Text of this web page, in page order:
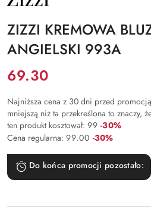
PRODUCENTA:
ZIZZI KREMOWA
ANGIELSKI 993A
Cena:
69.30
Najniższa cena z 30 dni przed
mniejszą niż ta przekreślona to znaczy,
ten produkt kosztował: 99 Rabat:
-30%
Cena regularna: 99.00 Rabat:
-30%
Do końca promocji pozostało: